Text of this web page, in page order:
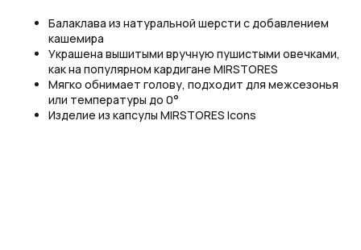
Балаклава из натуральной шерсти с добавлением
кашемира
Украшена вышитыми вручную пушистыми овечками,
как на популярном кардигане MIRSTORES
Мягко обнимает голову, подходит для межсезонья
или температуры до 0°
Изделие из капсулы MIRSTORES Icons